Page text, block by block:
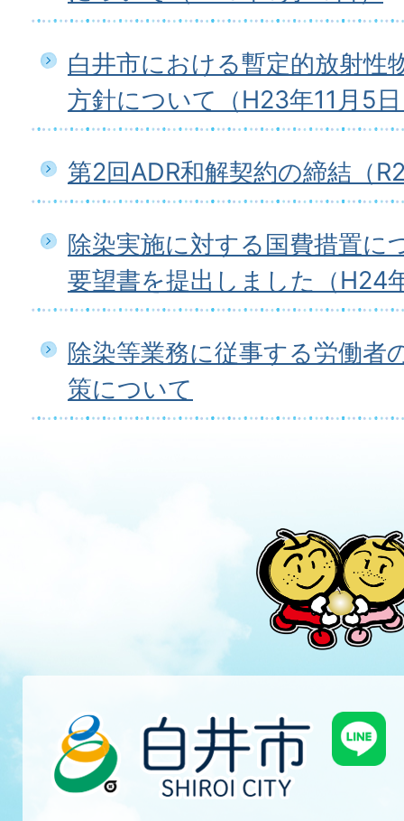
白井市における暫定的放射性
方針について（H23年11月5
第2回ADR和解契約の締結（
除染実施に対する国費措置に
要望書を提出しました（H24
除染等業務に従事する労働者
策について